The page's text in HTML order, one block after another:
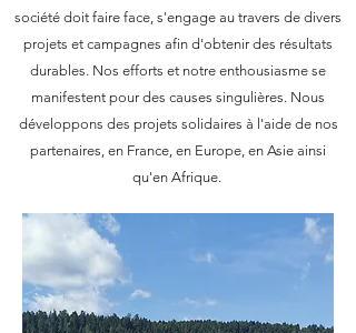
société doit faire face, s'engage au travers de divers
projets et campagnes afin d'obtenir des résultats
durables. Nos efforts et notre enthousiasme se
manifestent pour des causes singulières. Nous
développons des projets solidaires à l'aide de nos
partenaires, en France, en Europe, en Asie ainsi
qu'en Afrique.